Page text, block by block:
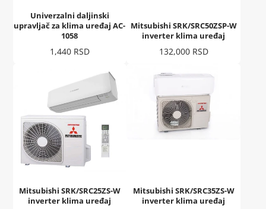
Univerzalni daljinski
upravljač za klima uređaj AC-
1058
Cena
1,440 RSD
Mitsubishi SRK/SRC50ZSP-W
inverter klima uređaj
Cena
132,000 RSD
Mitsubishi SRK/SRC25ZS-W
inverter klima uređaj
Mitsubishi SRK/SRC35ZS-W
inverter klima uređaj